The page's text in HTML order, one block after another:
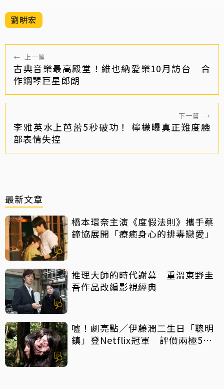
劉畊宏
← 上一篇
古典音樂最高殿堂！維也納愛樂10月訪台 合
作鋼琴巨星郎朗
下一篇 →
李雅英水上芭蕾5秒破功！ 檸檬曝真正難度臉
部表情失控
最新文章
橋本環奈主演《度假法則》攜手蔡
鐘協展開「療癒身心的排毒戀愛」
推理大師的時代謝幕 重溫東野圭
吾作品改編影視經典
噓！劇亮點／伊藤潤二生日「聰明
鎮」登Netflix冠軍 評價兩極5大